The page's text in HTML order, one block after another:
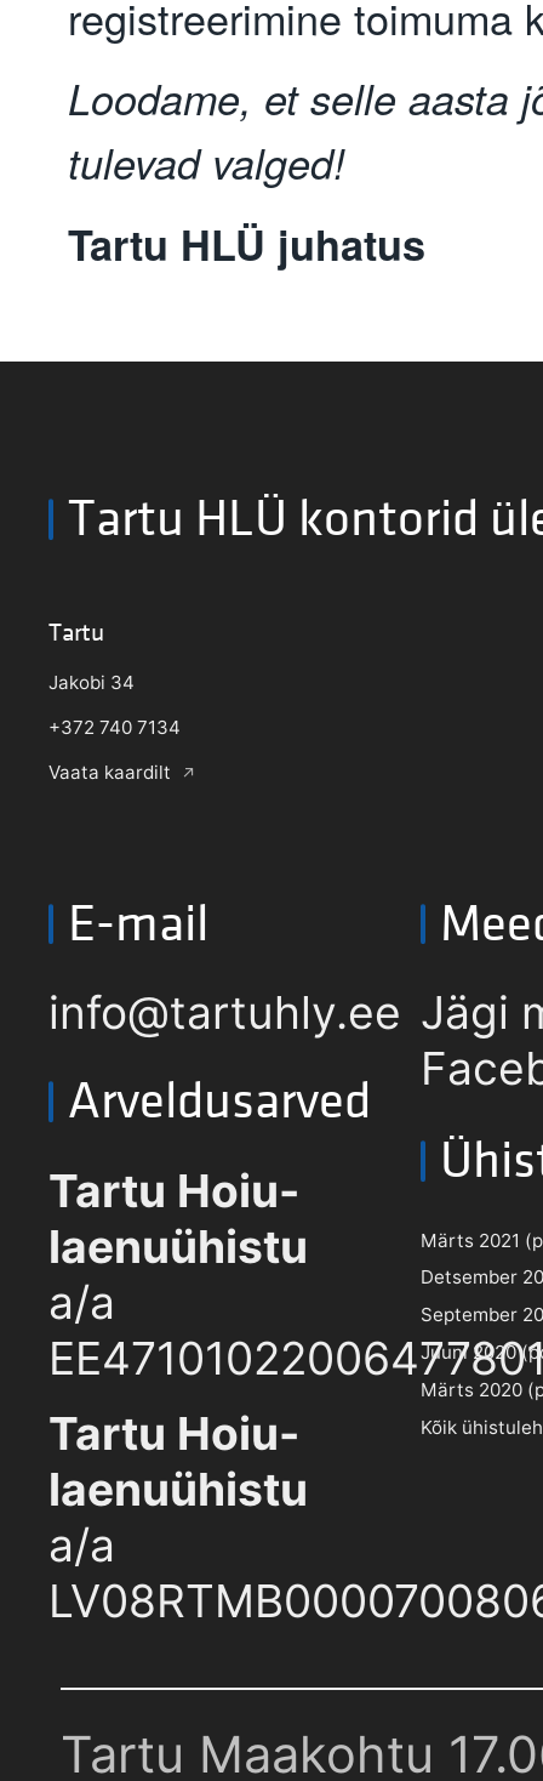
registreerimine toimuma
Loodame, et selle aasta
tulevad valged!
Tartu HLÜ juhatus
Tartu HLÜ kontorid
Tartu
Jakobi 34
+372 740 7134
Vaata kaardilt
E-mail
info@tartuhly.ee
Arveldusarved
Tartu Hoiu-
laenuühistu
a/a
Tartu Hoiu-
laenuühistu
a/a
Jägi
Märts 2021
Detsember
September
Juuni 2020
Märts 2020
Kõik
Tartu Maakohtu